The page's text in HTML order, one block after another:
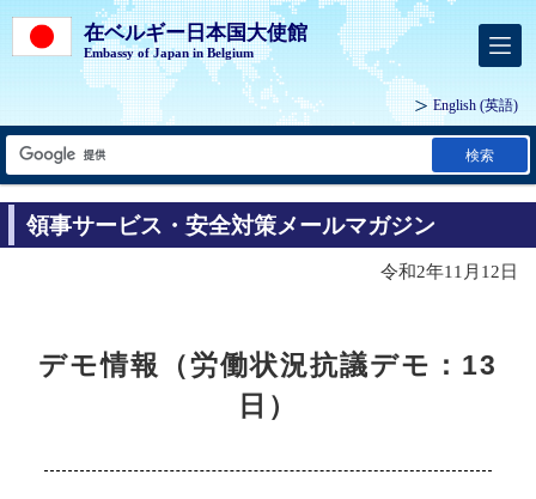
在ベルギー日本国大使館
Embassy of Japan in Belgium
English (英語)
検索
領事サービス・安全対策メールマガジン
令和2年11月12日
デモ情報（労働状況抗議デモ：13
日）